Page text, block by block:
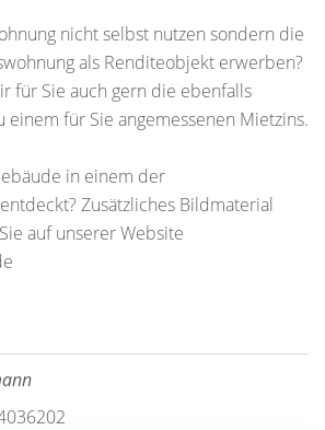
nicht selbst nutzen sondern die
als Renditeobjekt erwerben?
für Sie auch gern die ebenfalls
für Sie angemessenen Mietzins.
in einem der
Zusätzliches Bildmaterial
auf unserer Website